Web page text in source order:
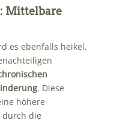
Mittelbare
es ebenfalls heikel.
. Diese
höhere
durch die